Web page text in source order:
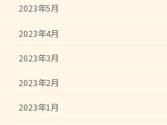
2023年5月
2023年4月
2023年3月
2023年2月
2023年1月